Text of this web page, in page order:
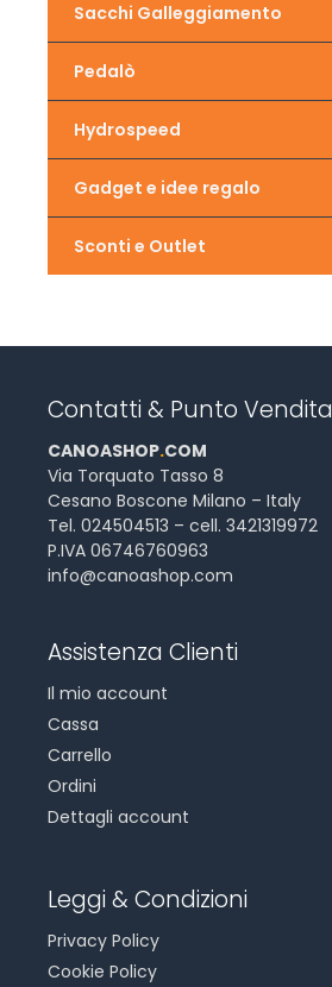
Sacchi Galleggiamento
Pedalò
Hydrospeed
Gadget e idee regalo
Sconti e Outlet
Contatti & Punto Vendita
CANOASHOP.COM
Via Torquato Tasso 8
Cesano Boscone Milano – Italy
Tel. 024504513 – cell. 3421319972
P.IVA 06746760963
info@canoashop.com
Assistenza Clienti
Il mio account
Cassa
Carrello
Ordini
Dettagli account
Leggi & Condizioni
Privacy Policy
Cookie Policy